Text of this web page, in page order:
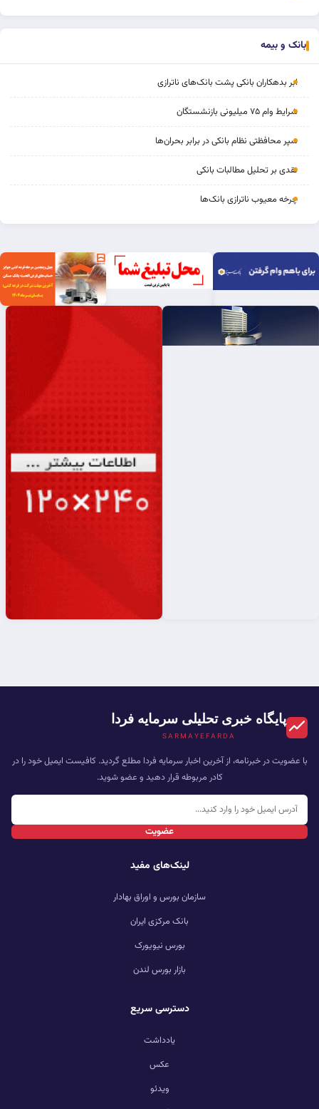
بانک و بیمه
ابر بدهکاران بانکی پشت بانک‌های ناترازی
شرایط وام ۷۵ میلیونی بازنشستگان
سپر محافظتی نظام بانکی در برابر بحران‌ها
نقدی بر تحلیل مطالبات بانکی
چرخه‌ معیوب ناترازی بانک‌ها
پایگاه خبری تحلیلی سرمایه فردا
SARMAYEFARDA
با عضویت در خبرنامه، از آخرین اخبار سرمایه فردا مطلع گردید. کافیست ایمیل خود را در
کادر مربوطه قرار دهید و عضو شوید.
عضویت
لینک‌های مفید
سازمان بورس و اوراق بهادار
بانک مرکزی ایران
بورس نیویورک
بازار بورس لندن
دسترسی سریع
یادداشت
عکس
ویدئو